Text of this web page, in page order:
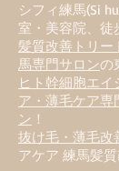
シフィ練馬(Si
室・美容院、徒
髪質改善トリー
馬専門サロンの
ヒト幹細胞エ
ア・薄毛ケア専
ン ！
抜け毛・薄毛改
アケア 練馬髪